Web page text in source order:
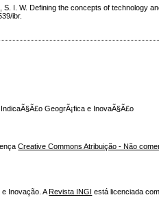
S. I. W. Defining the concepts of technology
ibr.
GeogrÃ¡fica e InovaÃ§Ã£o
Creative Commons Atribuição - Não
e Inovação.A Revista INGI está licenciada